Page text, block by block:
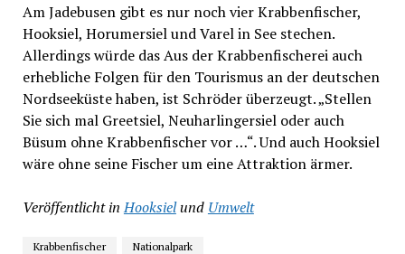
Am Jadebusen gibt es nur noch vier Krabbenfischer,
Hooksiel, Horumersiel und Varel in See stechen.
Allerdings würde das Aus der Krabbenfischerei auch
erhebliche Folgen für den Tourismus an der deutschen
Nordseeküste haben, ist Schröder überzeugt. „Stellen
Sie sich mal Greetsiel, Neuharlingersiel oder auch
Büsum ohne Krabbenfischer vor …“. Und auch Hooksiel
wäre ohne seine Fischer um eine Attraktion ärmer.
Veröffentlicht in Hooksielund Umwelt
Krabbenfischer Nationalpark